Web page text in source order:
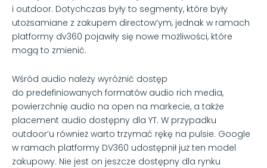
i outdoor. Dotychczas były to segmenty, które były
utożsamiane z zakupem directow’ym, jednak w ramach
platformy dv360 pojawiły się nowe możliwości, które
mogą to zmienić.
Wśród audio należy wyróżnić dostęp
do predefiniowanych formatów audio rich media,
powierzchnię audio na open na markecie, a także
placement audio dostępny dla YT. W przypadku
outdoor’u również warto trzymać rękę na pulsie. Google
w ramach platformy DV360 udostępnił już ten model
zakupowy. Nie jest on jeszcze dostępny dla rynku